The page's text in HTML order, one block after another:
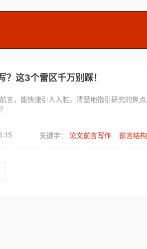
？这3个雷区千万别踩！
言，能快速引人入胜，清楚地指引研究的焦
关键字： 论文前言写作 前言结